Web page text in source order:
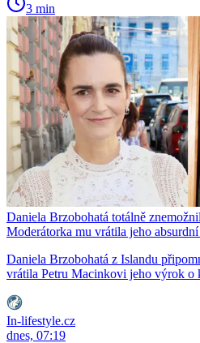
3 min
Daniela Brzobohatá totálně
Moderátorka mu vrátila jeho
Daniela Brzobohatá z Islandu
vrátila Petru Macinkovi jeho výrok o
In-lifestyle.cz
dnes, 07:19